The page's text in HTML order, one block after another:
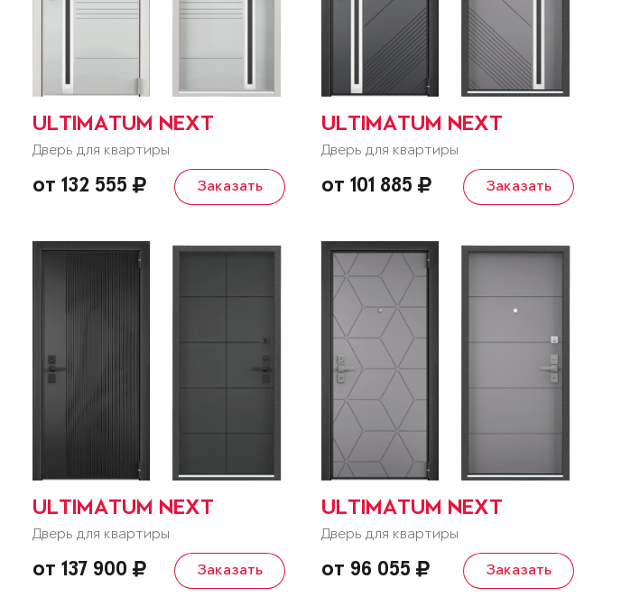
ULTIMATUM NEXT
Дверь для квартиры
от 132 555 Заказать
ULTIMATUM NEXT
Дверь для квартиры
от 101 885 Заказать
ULTIMATUM NEXT
Дверь для квартиры
от 137 900 Заказать
ULTIMATUM NEXT
Дверь для квартиры
от 96 055 Заказать